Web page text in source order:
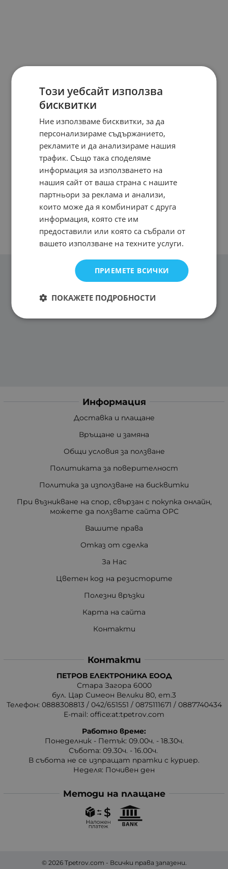
Информация
Доставка и плащане
Връщане и замяна
Общи условия за ползване
Политиката за поверителност
Политика за използване на бисквитки
При възникване на спор, свързан с покупка онлайн,
можете да ползвате сайта ОРС
Вашите права
Отказ от сделка
За Нас
Цветен код на резисторите
Полезни връзки
Карта на сайта
Контакти
Контакти
ПЕТРОВ ЕЛЕКТРОНИКА ЕООД
Стара Загора 6000
бул. Цар Симеон Велики 80, ет.3
Телефон: 0888308813 / 042/651551 / 0875111671 / 0887740434
E-mail: office:at:tpetrov.com
Работно време:
Понеделник - Петък: 09.00ч. - 18.30ч.
Събота: 09.30ч. - 16.00ч.
В събота не се изпращат пратки с куриер.
Неделя: Почивен ден
Методи на плащане
© 2026 Tpetrov.com - Всички права запазени.
Този уебсайт използва
бисквитки
Ние използваме бисквитки, за да
персонализираме съдържанието,
рекламите и да анализираме нашия
трафик. Също така споделяме
информация за използването на
нашия сайт от ваша страна с нашите
партньори за реклама и анализи,
които може да я комбинират с друга
информация, която сте им
предоставили или която са събрали от
вашето използване на техните услуги.
ПРИЕМЕТЕ ВСИЧКИ
ПОКАЖЕТЕ ПОДРОБНОСТИ